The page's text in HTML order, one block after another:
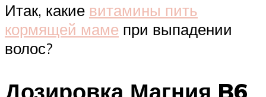
Итак, какие витамины пить
кормящей маме при выпадении
волос?